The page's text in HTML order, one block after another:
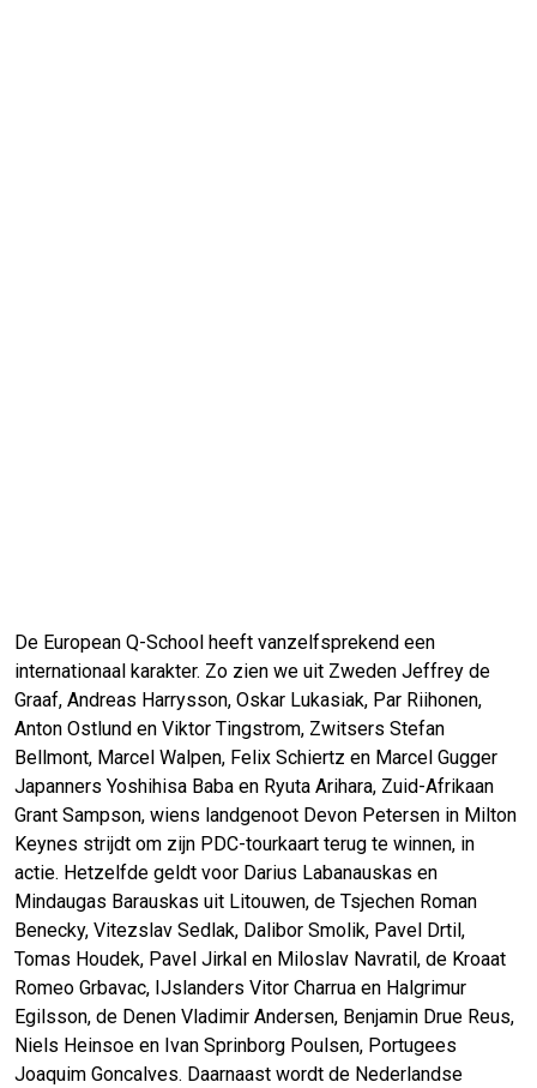
De European Q-School heeft vanzelfsprekend een
internationaal karakter. Zo zien we uit Zweden Jeffrey de
Graaf, Andreas Harrysson, Oskar Lukasiak, Par Riihonen,
Anton Ostlund en Viktor Tingstrom, Zwitsers Stefan
Bellmont, Marcel Walpen, Felix Schiertz en Marcel Gugger
Japanners Yoshihisa Baba en Ryuta Arihara, Zuid-Afrikaan
Grant Sampson, wiens landgenoot Devon Petersen in Milton
Keynes strijdt om zijn PDC-tourkaart terug te winnen, in
actie. Hetzelfde geldt voor Darius Labanauskas en
Mindaugas Barauskas uit Litouwen, de Tsjechen Roman
Benecky, Vitezslav Sedlak, Dalibor Smolik, Pavel Drtil,
Tomas Houdek, Pavel Jirkal en Miloslav Navratil, de Kroaat
Romeo Grbavac, IJslanders Vitor Charrua en Halgrimur
Egilsson, de Denen Vladimir Andersen, Benjamin Drue Reus,
Niels Heinsoe en Ivan Sprinborg Poulsen, Portugees
Joaquim Goncalves. Daarnaast wordt de Nederlandse